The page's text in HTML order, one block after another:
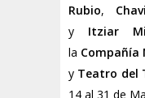
Rubio,
y
Itziar
la Compañía
y Teatro del
14 al 31 de